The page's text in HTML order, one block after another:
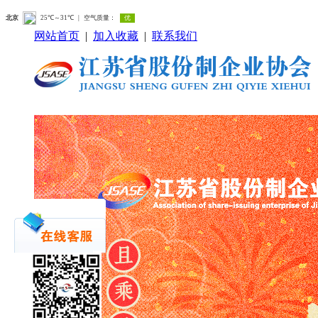
网站首页 | 加入收藏 | 联系我们